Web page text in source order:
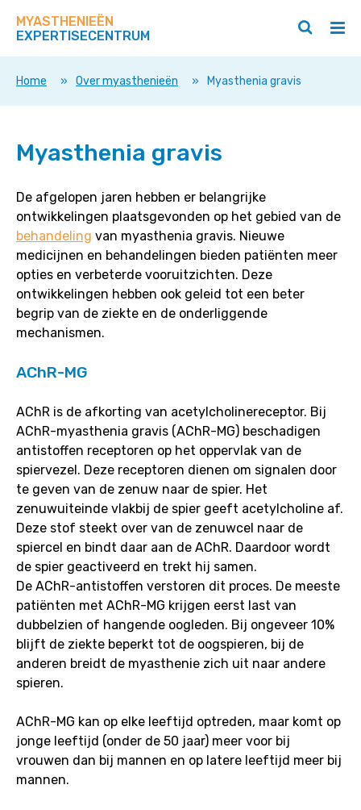
direct
op
deze
MYASTHENIEËN
EXPERTISECENTRUM
/
Zoeken
/
Home » Over myasthenieën » Myasthenia gravis
Myasthenia gravis
De afgelopen jaren hebben er belangrijke
ontwikkelingen plaatsgevonden op het gebied van de
behandeling van myasthenia gravis. Nieuwe
medicijnen en behandelingen bieden patiënten meer
opties en verbeterde vooruitzichten. Deze
ontwikkelingen hebben ook geleid tot een beter
begrip van de ziekte en de onderliggende
mechanismen.
AChR-MG
AChR is de afkorting van acetylcholinereceptor. Bij
AChR-myasthenia gravis (AChR-MG) beschadigen
antistoffen receptoren op het oppervlak van de
spiervezel. Deze receptoren dienen om signalen door
te geven van de zenuw naar de spier. Het
zenuwuiteinde vlakbij de spier geeft acetylcholine af.
Deze stof steekt over van de zenuwcel naar de
spiercel en bindt daar aan de AChR. Daardoor wordt
de spier geactiveerd en trekt hij samen.
De AChR-antistoffen verstoren dit proces. De meeste
patiënten met AChR-MG krijgen eerst last van
dubbelzien of hangende oogleden. Bij ongeveer 10%
blijft de ziekte beperkt tot de oogspieren, bij de
anderen breidt de myasthenie zich uit naar andere
spieren.
AChR-MG kan op elke leeftijd optreden, maar komt op
jonge leeftijd (onder de 50 jaar) meer voor bij
vrouwen dan bij mannen en op latere leeftijd meer bij
mannen.